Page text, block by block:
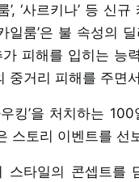
’, ‘사르키나’ 등 신
일룸’은 불 속성의
피해를 입히는 능
중거리 피해를 주
킹’을 처치하는
스토리 이벤트를 선
타일의 콘셉트를